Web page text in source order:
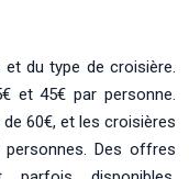
du type de croisière.
et 45€ par personne.
60€, et les croisières
Des offres